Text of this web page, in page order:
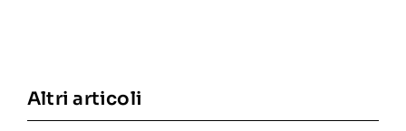
Altri articoli